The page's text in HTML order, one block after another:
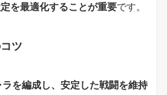
を最適化することが重要です。
ツ
を編成し、安定した戦闘を維持